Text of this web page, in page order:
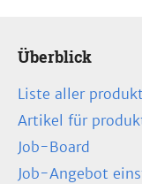
Überblick
Liste aller
Artikel für
Job-Board
Job-Angebot